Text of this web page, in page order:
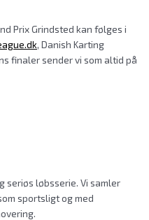
Prix Grindsted kan følges i
, Danish Karting
finaler sender vi som altid på
seriøs løbsserie. Vi samler
sportsligt og med